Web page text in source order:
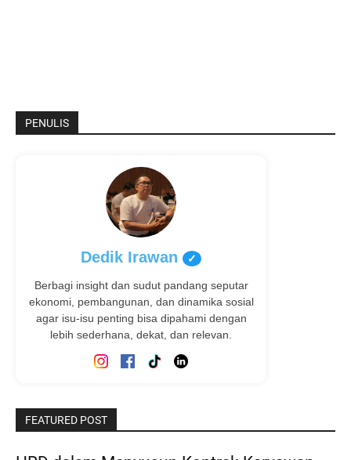
PENULIS
Dedik Irawan ✓
Berbagi insight dan sudut pandang seputar
ekonomi, pembangunan, dan dinamika sosial
agar isu-isu penting bisa dipahami dengan
lebih sederhana, dekat, dan relevan.
FEATURED POST